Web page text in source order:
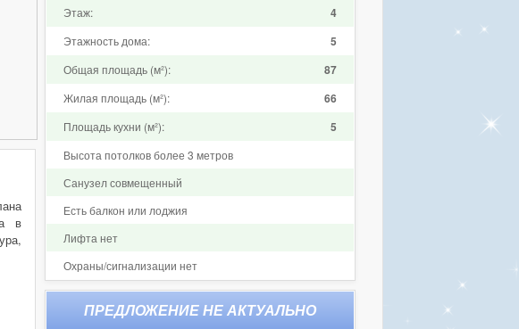
в
Этаж: 4
Этажность дома: 5
Общая площадь (м²): 87
Жилая площадь (м²): 66
Площадь кухни (м²): 5
Высота потолков более 3 метров
Санузел совмещенный
Есть балкон или лоджия
Лифта нет
Охраны/сигнализации нет